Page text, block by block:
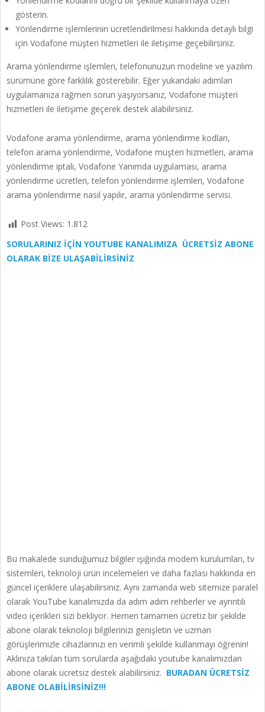
gösterin.
Yönlendirme işlemlerinin ücretlendirilmesi hakkında detaylı bilgi
için Vodafone müşteri hizmetleri ile iletişime geçebilirsiniz.
Arama yönlendirme işlemleri, telefonunuzun modeline ve yazılım
sürümüne göre farklılık gösterebilir. Eğer yukarıdaki adımları
uygulamanıza rağmen sorun yaşıyorsanız, Vodafone müşteri
hizmetleri ile iletişime geçerek destek alabilirsiniz.
Vodafone arama yönlendirme, arama yönlendirme kodları,
telefon arama yönlendirme, Vodafone müşteri hizmetleri, arama
yönlendirme iptali, Vodafone Yanımda uygulaması, arama
yönlendirme ücretleri, telefon yönlendirme işlemleri, Vodafone
arama yönlendirme nasıl yapılır, arama yönlendirme servisi.
Post Views: 1.812
SORULARINIZ İÇİN YOUTUBE KANALIMIZA ÜCRETSİZ ABONE
OLARAK BİZE ULAŞABİLİRSİNİZ
Bu makalede sunduğumuz bilgiler ışığında modem kurulumları, tv
sistemleri, teknoloji ürün incelemeleri ve daha fazlası hakkında en
güncel içeriklere ulaşabilirsiniz. Aynı zamanda web sitemize paralel
olarak YouTube kanalımızda da adım adım rehberler ve ayrıntılı
video içerikleri sizi bekliyor. Hemen tamamen ücretiz bir şekilde
abone olarak teknoloji bilgilerinizi genişletin ve uzman
görüşlerimizle cihazlarınızı en verimli şekilde kullanmayı öğrenin!
Aklınıza takılan tüm sorularda aşağıdaki youtube kanalımızdan
abone olarak ücretsiz destek alabilirsiniz. BURADAN ÜCRETSİZ
ABONE OLABİLİRSİNİZ!!!